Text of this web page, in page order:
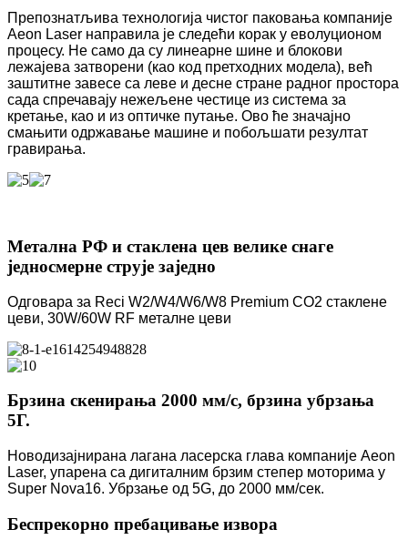
Препознатљива технологија чистог паковања компаније
Aeon Laser направила је следећи корак у еволуционом
процесу. Не само да су линеарне шине и блокови
лежајева затворени (као код претходних модела), већ
заштитне завесе са леве и десне стране радног простора
сада спречавају нежељене честице из система за
кретање, као и из оптичке путање. Ово ће значајно
смањити одржавање машине и побољшати резултат
гравирања.
Метална РФ и стаклена цев велике снаге
једносмерне струје заједно
Одговара за Reci W2/W4/W6/W8 Premium CO2 стаклене
цеви, 30W/60W RF металне цеви
Брзина скенирања 2000 мм/с, брзина убрзања
5Г.
Новодизајнирана лагана ласерска глава компаније Aeon
Laser, упарена са дигиталним брзим степер моторима у
Super Nova16. Убрзање од 5G, до 2000 мм/сек.
Беспрекорно пребацивање извора